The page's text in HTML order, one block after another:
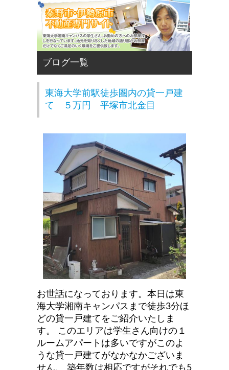
東海大学前駅徒歩圏内の貸一戸建
て ５万円 平塚市北金目
お世話になっております。本日は東
海大学湘南キャンパスまで徒歩3分ほ
どの貸一戸建てをご紹介いたしま
す。
このエリアは学生さん向けの１
ルームアパートは多いですがこのよ
うな貸一戸建てがなかなかございま
せん、
築年数は相応ですがそれでも5